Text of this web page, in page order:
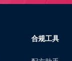
合规工具